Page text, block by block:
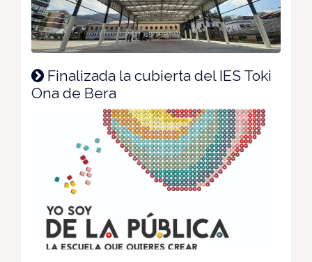
Finalizada la cubierta del IES Toki
Ona de Bera